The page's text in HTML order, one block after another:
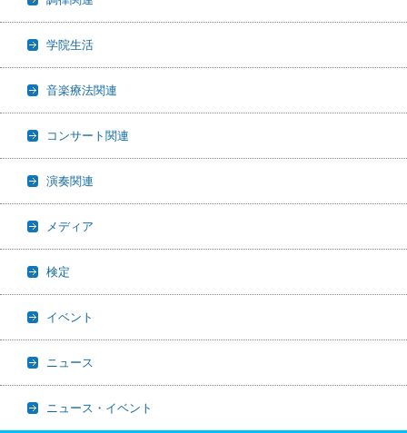
学院生活
音楽療法関連
コンサート関連
演奏関連
メディア
検定
イベント
ニュース
ニュース・イベント